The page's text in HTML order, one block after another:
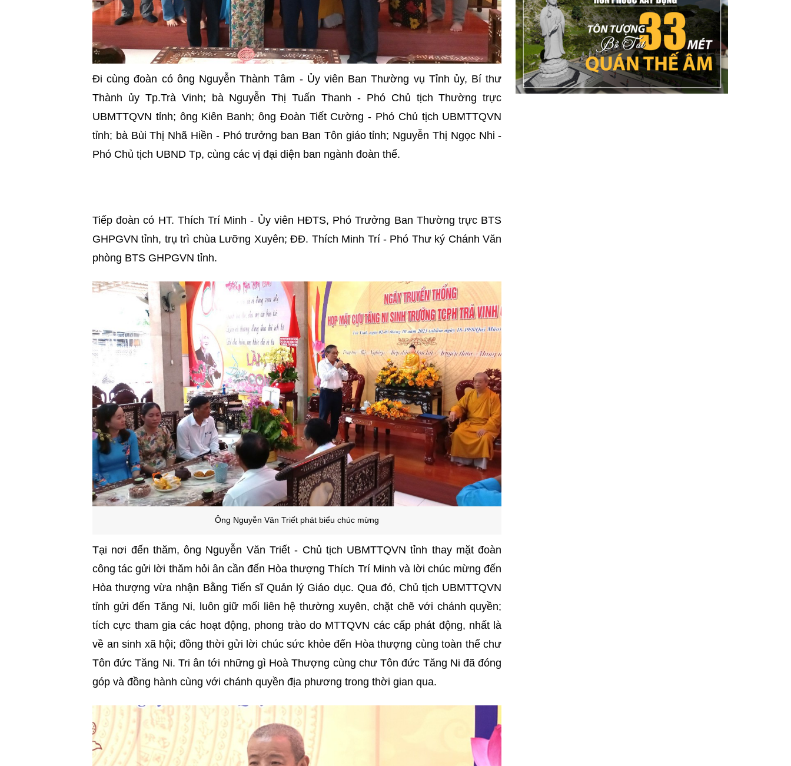
Đi cùng đoàn có ông Nguyễn Thành Tâm - Ủy viên Ban Thường vụ Tỉnh ủy, Bí thư
Thành ủy Tp.Trà Vinh; bà Nguyễn Thị Tuấn Thanh - Phó Chủ tịch Thường trực
UBMTTQVN tỉnh; ông Kiên Banh; ông Đoàn Tiết Cường - Phó Chủ tịch UBMTTQVN
tỉnh; bà Bùi Thị Nhã Hiền - Phó trưởng ban Ban Tôn giáo tỉnh; Nguyễn Thị Ngọc Nhi -
Phó Chủ tịch UBND Tp, cùng các vị đại diện ban ngành đoàn thể.
Tiếp đoàn có HT. Thích Trí Minh - Ủy viên HĐTS, Phó Trưởng Ban Thường trực BTS
GHPGVN tỉnh, trụ trì chùa Lưỡng Xuyên; ĐĐ. Thích Minh Trí - Phó Thư ký Chánh Văn
phòng BTS GHPGVN tỉnh.
Ông Nguyễn Văn Triết phát biểu chúc mừng
Tại nơi đến thăm, ông Nguyễn Văn Triết - Chủ tịch UBMTTQVN tỉnh thay mặt đoàn
công tác gửi lời thăm hỏi ân cần đến Hòa thượng Thích Trí Minh và lời chúc mừng đến
Hòa thượng vừa nhận Bằng Tiến sĩ Quản lý Giáo dục. Qua đó, Chủ tịch UBMTTQVN
tỉnh gửi đến Tăng Ni, luôn giữ mối liên hệ thường xuyên, chặt chẽ với chánh quyền;
tích cực tham gia các hoạt động, phong trào do MTTQVN các cấp phát động, nhất là
về an sinh xã hội; đồng thời gửi lời chúc sức khỏe đến Hòa thượng cùng toàn thể chư
Tôn đức Tăng Ni. Tri ân tới những gì Hoà Thượng cùng chư Tôn đức Tăng Ni đã đóng
góp và đồng hành cùng với chánh quyền địa phương trong thời gian qua.